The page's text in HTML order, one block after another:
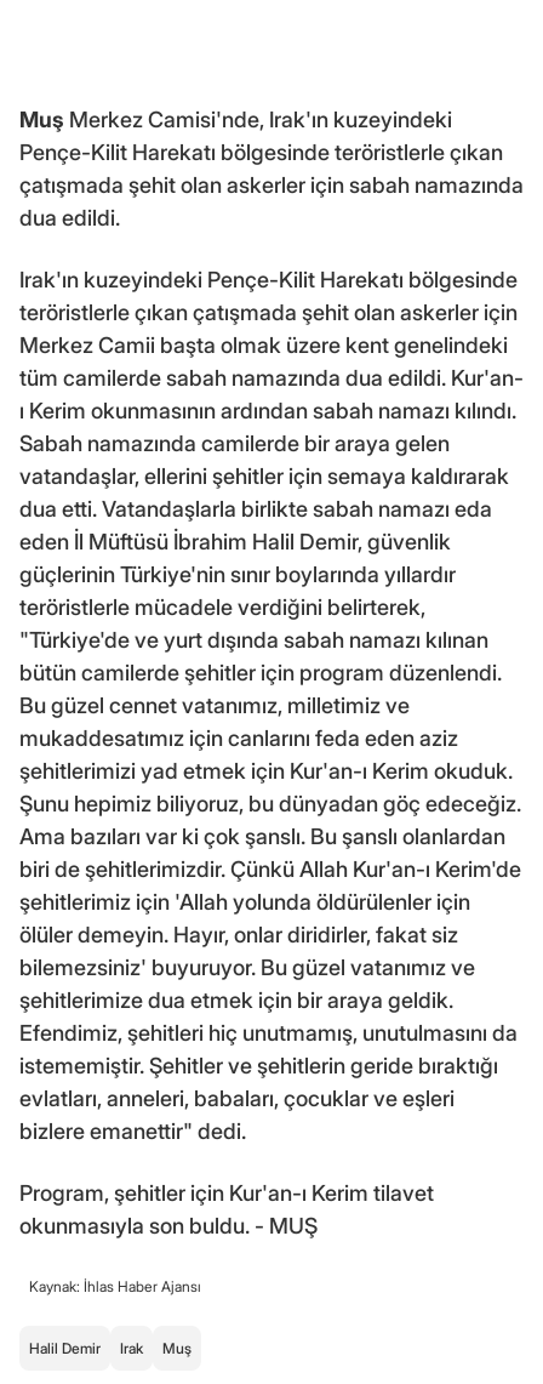
Muş Merkez Camisi'nde, Irak'ın kuzeyindeki
Pençe-Kilit Harekatı bölgesinde teröristlerle çıkan
çatışmada şehit olan askerler için sabah namazında
dua edildi.
Irak'ın kuzeyindeki Pençe-Kilit Harekatı bölgesinde
teröristlerle çıkan çatışmada şehit olan askerler için
Merkez Camii başta olmak üzere kent genelindeki
tüm camilerde sabah namazında dua edildi. Kur'an-
ı Kerim okunmasının ardından sabah namazı kılındı.
Sabah namazında camilerde bir araya gelen
vatandaşlar, ellerini şehitler için semaya kaldırarak
dua etti. Vatandaşlarla birlikte sabah namazı eda
eden İl Müftüsü İbrahim Halil Demir, güvenlik
güçlerinin Türkiye'nin sınır boylarında yıllardır
teröristlerle mücadele verdiğini belirterek,
"Türkiye'de ve yurt dışında sabah namazı kılınan
bütün camilerde şehitler için program düzenlendi.
Bu güzel cennet vatanımız, milletimiz ve
mukaddesatımız için canlarını feda eden aziz
şehitlerimizi yad etmek için Kur'an-ı Kerim okuduk.
Şunu hepimiz biliyoruz, bu dünyadan göç edeceğiz.
Ama bazıları var ki çok şanslı. Bu şanslı olanlardan
biri de şehitlerimizdir. Çünkü Allah Kur'an-ı Kerim'de
şehitlerimiz için 'Allah yolunda öldürülenler için
ölüler demeyin. Hayır, onlar diridirler, fakat siz
bilemezsiniz' buyuruyor. Bu güzel vatanımız ve
şehitlerimize dua etmek için bir araya geldik.
Efendimiz, şehitleri hiç unutmamış, unutulmasını da
istememiştir. Şehitler ve şehitlerin geride bıraktığı
evlatları, anneleri, babaları, çocuklar ve eşleri
bizlere emanettir" dedi.
Program, şehitler için Kur'an-ı Kerim tilavet
okunmasıyla son buldu. - MUŞ
Kaynak: İhlas Haber Ajansı
Halil Demir Irak Muş